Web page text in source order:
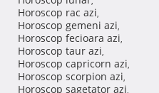
Horoscop rac azi,
Horoscop gemeni azi,
Horoscop fecioara azi,
Horoscop taur azi,
Horoscop capricorn azi,
Horoscop scorpion azi,
Horoscop sagetator azi,